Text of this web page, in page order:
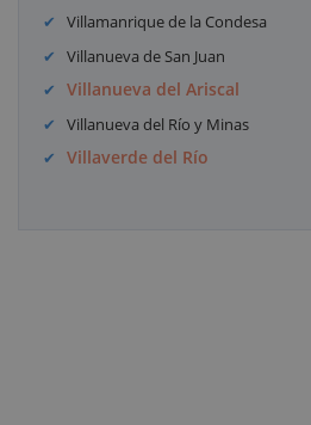
Villamanrique de la Condesa
Villanueva de San Juan
Villanueva del Ariscal
Villanueva del Río y Minas
Villaverde del Río